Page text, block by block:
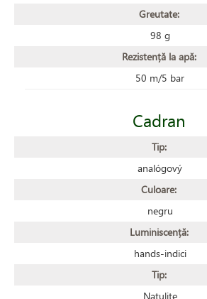
Greutate:
98 g
Rezistență la apă:
50 m/5 bar
Cadran
Tip:
analógový
Culoare:
negru
Luminiscență:
hands-indici
Tip:
Natulite